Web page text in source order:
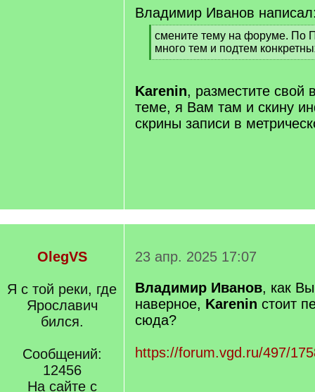
Владимир Иванов
[
q
]
смените тему на форуме. По
много тем и подтем
[
q
]
Karenin, разместите свой
теме, я Вам там и скину
скрины записи в
OlegVS
Я с той реки, где
Ярославич
бился.
Сообщений:
12456
На сайте с
23 апр. 2025 17:07
Владимир Иванов, как
наверное, Karenin стоит
сюда?
https://forum.vgd.ru/497/